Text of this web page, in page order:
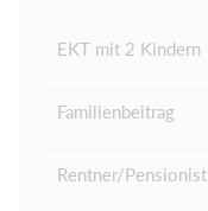
EKT mit 2 Kindern
Familienbeitrag
Rentner/Pensionist